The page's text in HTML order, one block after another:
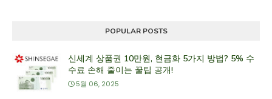
POPULAR POSTS
신세계 상품권 10만원, 현금화 5가지 방법? 5% 수
수료 손해 줄이는 꿀팁 공개!
5월 06, 2025